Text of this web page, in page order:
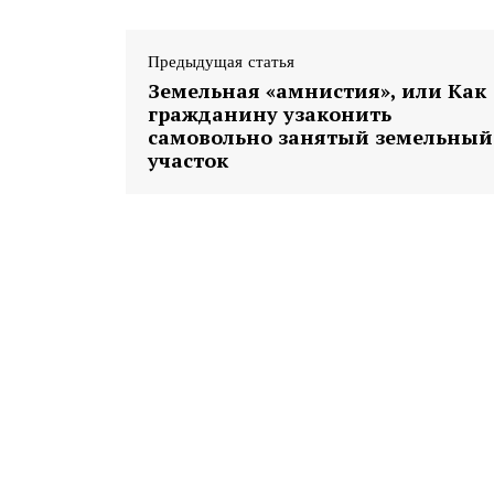
Предыдущая статья
Земельная «амнистия», или Как
гражданину узаконить
самовольно занятый земельный
участок